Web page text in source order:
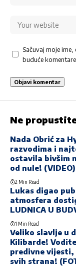
Sačuvaj moje
buduće komentare.
Ne
Nada Obrić za
razvodima i
ostavila bivšim
od nule! (VIDEO)
2 Min Read
Lukas digao
atmosfera
LUDNICA U
1 Min Read
Veliko slavlje u
Kilibarde!
predivne
svih strana!